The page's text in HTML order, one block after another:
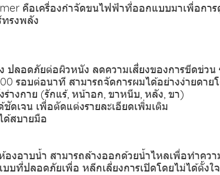
คือเครื่องกำจัดขนไฟฟ้าที่ออกแบบมาเพื่อกา
รงพลัง
ปลอดภัยต่อผิวหนัง ลดความเสี่ยงของการขีดข่ว
รอบต่อนาที สามารถจัดการผมได้อย่างง่ายดาย
ร่างกาย (รักแร้, หน้าอก, ขาหนีบ, หลัง, ขา)
ดเจน เพื่อตัดแต่งรายละเอียดเพิ่มเติม
ด้สบายมือ
งอาบน้ำ สามารถล้างออกด้วยน้ำไหลเพื่อทำควา
บที่ปลอดภัยเพื่อ หลีกเลี่ยงการเปิดโดยไม่ได้ตั้งใจ